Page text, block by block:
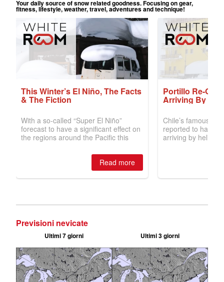
Previsioni nevicate
Ultimi 7 giorni Ultimi 3 giorni